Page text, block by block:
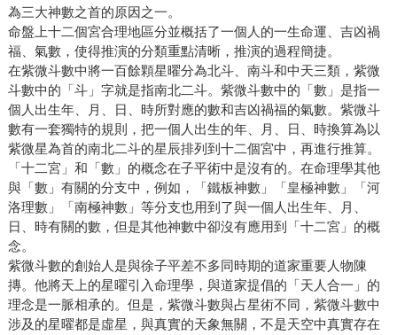
為三大神數之首的原因之一。
命盤上十二個宮合理地區分並概括了一個人的一生命運、吉凶禍
福、氣數，使得推演的分類重點清晰，推演的過程簡捷。
在紫微斗數中將一百餘顆星曜分為北斗、南斗和中天三類，紫微
斗數中的「斗」字就是指南北二斗。紫微斗數中的「數」是指一
個人出生年、月、日、時所對應的數和吉凶禍福的氣數。紫微斗
數有一套獨特的規則，把一個人出生的年、月、日、時換算為以
紫微星為首的南北二斗的星辰排列到十二個宮中，再進行推算。
「十二宮」和「數」的概念在子平術中是沒有的。在命理學其他
與「數」有關的分支中，例如，「鐵板神數」「皇極神數」「河
洛理數」「南極神數」等分支也用到了與一個人出生年、月、
日、時有關的數，但是其他神數中卻沒有應用到「十二宮」的概
念。
紫微斗數的創始人是與徐子平差不多同時期的道家重要人物陳
摶。他將天上的星曜引入命理學，與道家提倡的「天人合一」的
理念是一脈相承的。但是，紫微斗數與占星術不同，紫微斗數中
涉及的星曜都是虛星，與真實的天象無關，不是天空中真實存在